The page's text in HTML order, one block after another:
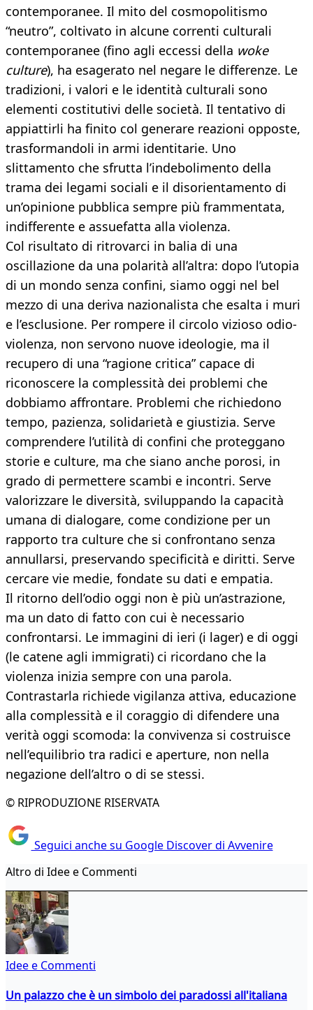
contemporanee. Il mito del cosmopolitismo
“neutro”, coltivato in alcune correnti culturali
contemporanee (fino agli eccessi della woke
culture), ha esagerato nel negare le differenze. Le
tradizioni, i valori e le identità culturali sono
elementi costitutivi delle società. Il tentativo di
appiattirli ha finito col generare reazioni opposte,
trasformandoli in armi identitarie. Uno
slittamento che sfrutta l’indebolimento della
trama dei legami sociali e il disorientamento di
un’opinione pubblica sempre più frammentata,
indifferente e assuefatta alla violenza.
Col risultato di ritrovarci in balia di una
oscillazione da una polarità all’altra: dopo l’utopia
di un mondo senza confini, siamo oggi nel bel
mezzo di una deriva nazionalista che esalta i muri
e l’esclusione. Per rompere il circolo vizioso odio-
violenza, non servono nuove ideologie, ma il
recupero di una “ragione critica” capace di
riconoscere la complessità dei problemi che
dobbiamo affrontare. Problemi che richiedono
tempo, pazienza, solidarietà e giustizia. Serve
comprendere l’utilità di confini che proteggano
storie e culture, ma che siano anche porosi, in
grado di permettere scambi e incontri. Serve
valorizzare le diversità, sviluppando la capacità
umana di dialogare, come condizione per un
rapporto tra culture che si confrontano senza
annullarsi, preservando specificità e diritti. Serve
cercare vie medie, fondate su dati e empatia.
Il ritorno dell’odio oggi non è più un’astrazione,
ma un dato di fatto con cui è necessario
confrontarsi. Le immagini di ieri (i lager) e di oggi
(le catene agli immigrati) ci ricordano che la
violenza inizia sempre con una parola.
Contrastarla richiede vigilanza attiva, educazione
alla complessità e il coraggio di difendere una
verità oggi scomoda: la convivenza si costruisce
nell’equilibrio tra radici e aperture, non nella
negazione dell’altro o di se stessi.
© RIPRODUZIONE RISERVATA
Seguici anche su Google Discover di Avvenire
Altro di Idee e Commenti
Idee e Commenti
Un palazzo che è un simbolo dei paradossi all'italiana